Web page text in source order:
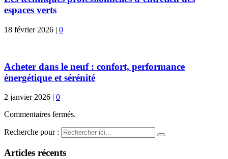
espaces verts
18 février 2026 | 0
Acheter dans le neuf : confort, performance
énergétique et sérénité
2 janvier 2026 | 0
Commentaires fermés.
Recherche pour :
Articles récents